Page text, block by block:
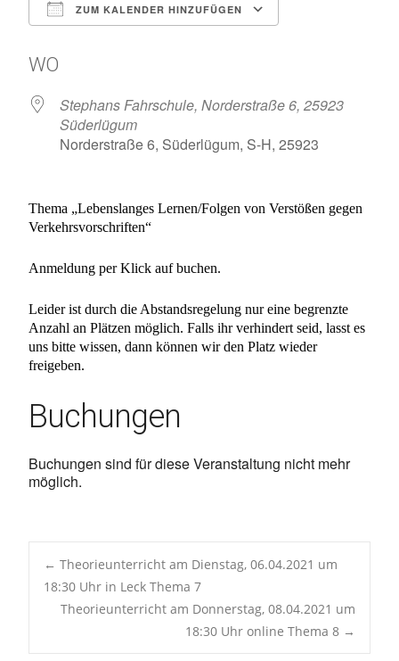
ZUM KALENDER HINZUFÜGEN
WO
Stephans Fahrschule, Norderstraße 6, 25923
Süderlügum
Norderstraße 6, Süderlügum, S-H, 25923
Thema „Lebenslanges Lernen/Folgen von Verstößen gegen
Verkehrsvorschriften“
Anmeldung per Klick auf buchen.
Leider ist durch die Abstandsregelung nur eine begrenzte
Anzahl an Plätzen möglich. Falls ihr verhindert seid, lasst es
uns bitte wissen, dann können wir den Platz wieder
freigeben.
Buchungen
Buchungen sind für diese Veranstaltung nicht mehr
möglich.
Post
navigation
← Theorieunterricht am Dienstag, 06.04.2021 um
18:30 Uhr in Leck Thema 7
Theorieunterricht am Donnerstag, 08.04.2021 um
18:30 Uhr online Thema 8 →